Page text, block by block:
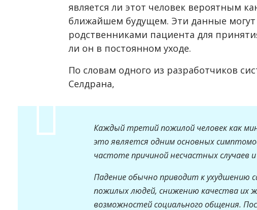
является ли этот человек вероятным
ближайшем будущем. Эти данные могут
родственниками пациента для
ли он в постоянном уходе.
По словам одного из разработчиков
Селдрана,
Каждый третий пожилой человек как
это является одним основных
частоте причиной несчастных случаев
Падение обычно приводит к ухудшению
пожилых людей, снижению качества их
возможностей социального общения.